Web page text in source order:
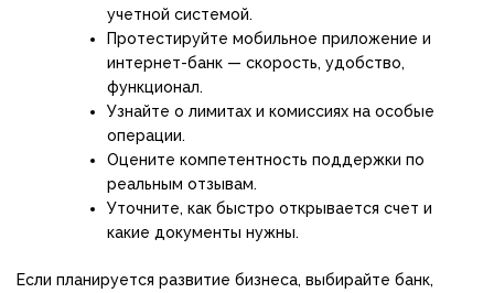
учетной системой.
Протестируйте мобильное приложение и
интернет-банк — скорость, удобство,
функционал.
Узнайте о лимитах и комиссиях на особые
операции.
Оцените компетентность поддержки по
реальным отзывам.
Уточните, как быстро открывается счет и
какие документы нужны.
Если планируется развитие бизнеса, выбирайте банк,